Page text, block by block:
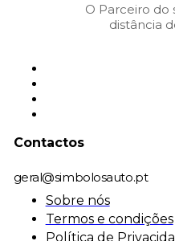
O Parceiro do
distância
Contactos
geral@simbolosauto.pt
Sobre nós
Termos e condições
Política de